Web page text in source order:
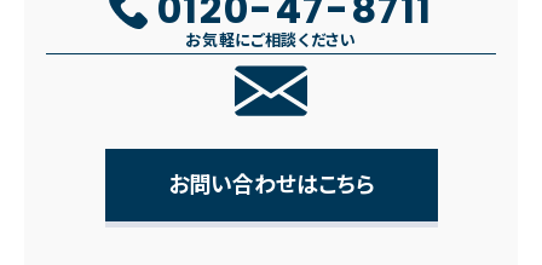
お気軽にご相談ください
お問い合わせはこちら